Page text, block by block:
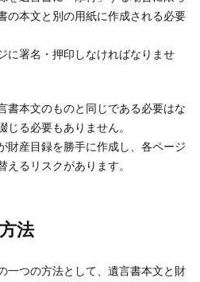
の本文と別の用紙に作成される必要
に署名・押印しなければなりませ
本文のものと同じである必要はな
じる必要もありません。
産目録を勝手に作成し、各ページ
るリスクがあります。
法
つの方法として、遺言書本文と財